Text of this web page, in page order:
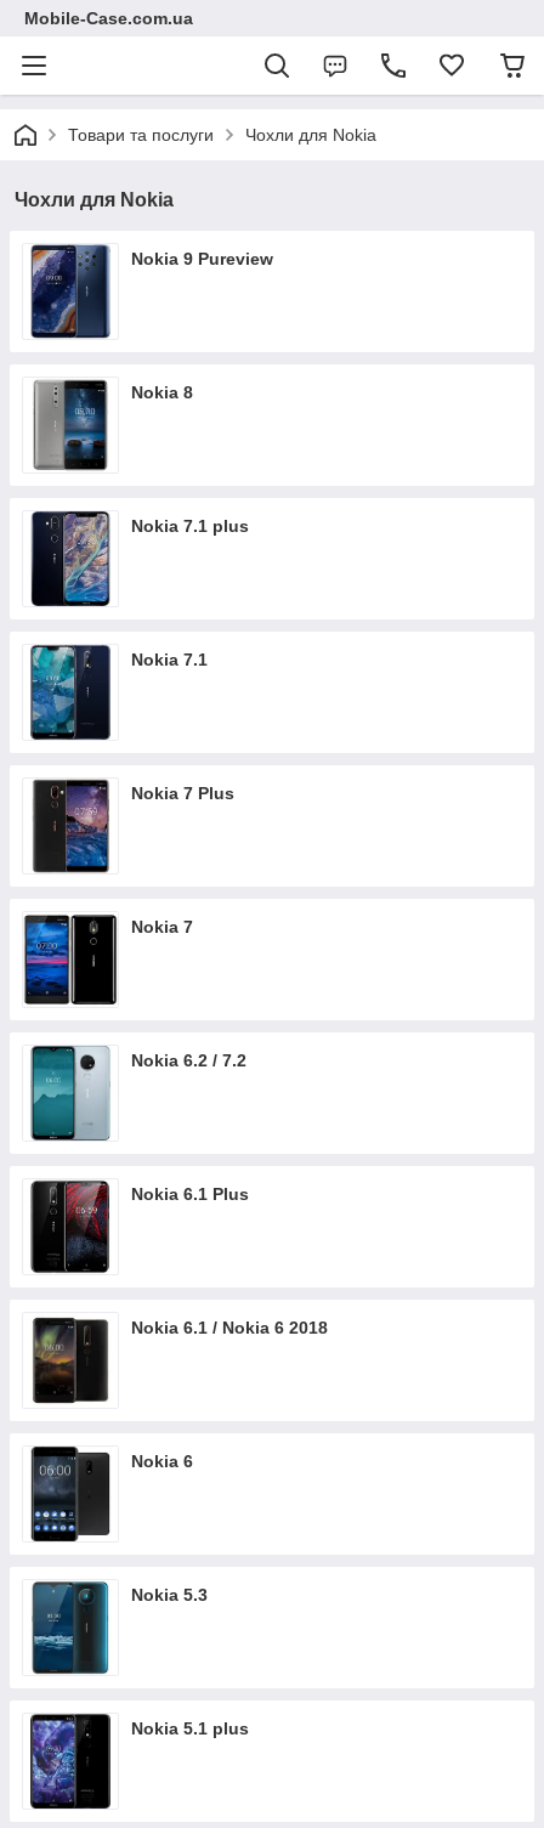
Mobile-Case.com.ua
Товари та послуги Чохли для Nokia
Чохли для Nokia
Nokia 9 Pureview
Nokia 8
Nokia 7.1 plus
Nokia 7.1
Nokia 7 Plus
Nokia 7
Nokia 6.2 / 7.2
Nokia 6.1 Plus
Nokia 6.1 / Nokia 6 2018
Nokia 6
Nokia 5.3
Nokia 5.1 plus